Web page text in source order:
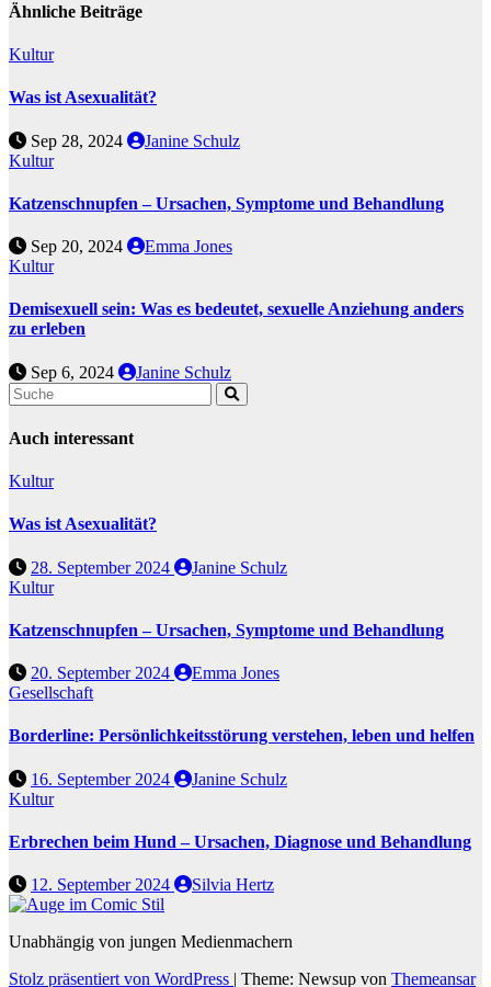
Ähnliche Beiträge
Kultur
Was ist Asexualität?
Sep 28, 2024
Janine Schulz
Kultur
Katzenschnupfen – Ursachen, Symptome und Behandlung
Sep 20, 2024
Emma Jones
Kultur
Demisexuell sein: Was es bedeutet, sexuelle Anziehung anders
zu erleben
Sep 6, 2024 Janine Schulz
Auch interessant
Kultur
Was ist Asexualität?
28. September 2024
Janine Schulz
Kultur
Katzenschnupfen – Ursachen, Symptome und Behandlung
20. September 2024
Emma Jones
Gesellschaft
Borderline: Persönlichkeitsstörung verstehen, leben und helfen
16. September 2024
Janine Schulz
Kultur
Erbrechen beim Hund – Ursachen, Diagnose und Behandlung
12. September 2024 Silvia Hertz
Unabhängig von jungen Medienmachern
Stolz präsentiert von WordPress | Theme: Newsup von Themeansar